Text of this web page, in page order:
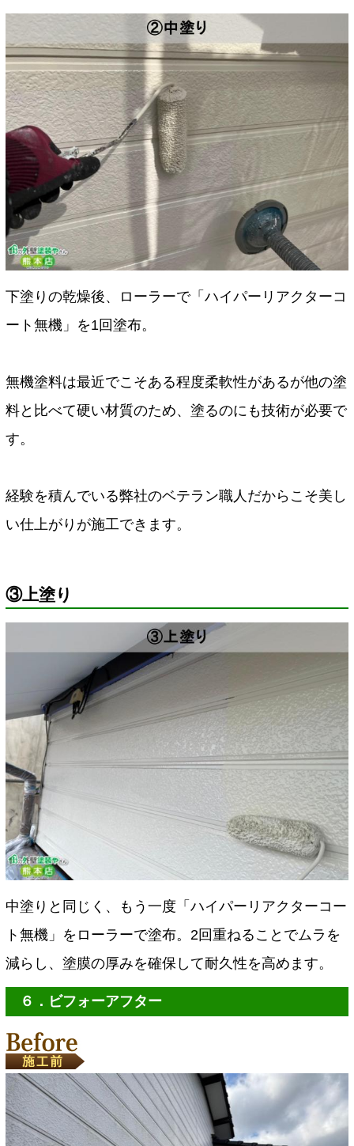
下塗りの乾燥後、ローラーで「ハイパーリアクターコ
ート無機」を1回塗布。
無機塗料は最近でこそある程度柔軟性があるが他の塗
料と比べて硬い材質のため、塗るのにも技術が必要で
す。
経験を積んでいる弊社のベテラン職人だからこそ美し
い仕上がりが施工できます。
③上塗り
中塗りと同じく、もう一度「ハイパーリアクターコー
ト無機」をローラーで塗布。 2回重ねることでムラを
減らし、塗膜の厚みを確保して耐久性を高めます。
６．ビフォーアフター